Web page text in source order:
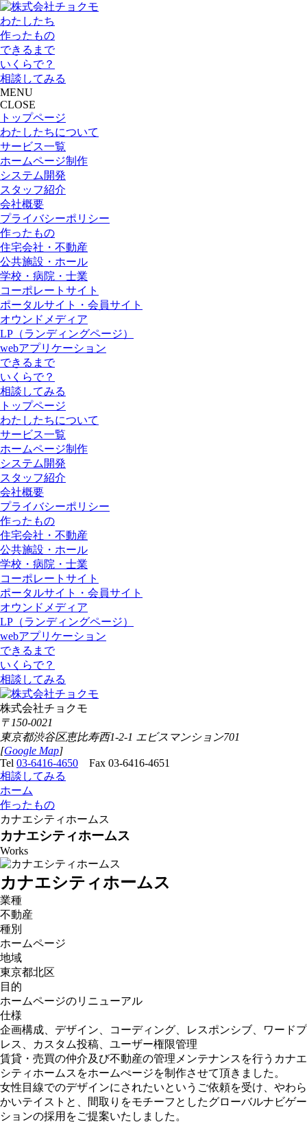
わたしたち
作ったもの
できるまで
いくらで？
相談してみる
MENU
CLOSE
トップページ
わたしたちについて
サービス一覧
ホームページ制作
システム開発
スタッフ紹介
会社概要
プライバシーポリシー
作ったもの
住宅会社・不動産
公共施設・ホール
学校・病院・士業
コーポレートサイト
ポータルサイト・会員サイト
オウンドメディア
LP（ランディングページ）
webアプリケーション
できるまで
いくらで？
相談してみる
トップページ
わたしたちについて
サービス一覧
ホームページ制作
システム開発
スタッフ紹介
会社概要
プライバシーポリシー
作ったもの
住宅会社・不動産
公共施設・ホール
学校・病院・士業
コーポレートサイト
ポータルサイト・会員サイト
オウンドメディア
LP（ランディングページ）
webアプリケーション
できるまで
いくらで？
相談してみる
株式会社チョクモ
〒150-0021
東京都渋谷区恵比寿西1-2-1 エビスマンション701
[Google Map]
Tel 03-6416-4650 Fax 03-6416-4651
相談してみる
ホーム
作ったもの
カナエシティホームス
カナエシティホームス
Works
カナエシティホームス
業種
不動産
種別
ホームページ
地域
東京都北区
目的
ホームページのリニューアル
仕様
企画構成、デザイン、コーディング、レスポンシブ、ワードプ
レス、カスタム投稿、ユーザー権限管理
賃貸・売買の仲介及び不動産の管理メンテナンスを行うカナエ
シティホームスをホームぺージを制作させて頂きました。
女性目線でのデザインにされたいというご依頼を受け、やわら
かいテイストと、間取りをモチーフとしたグローバルナビゲー
ションの採用をご提案いたしました。